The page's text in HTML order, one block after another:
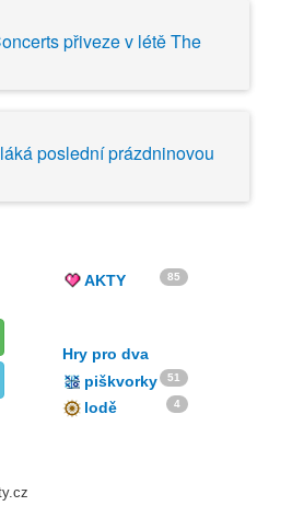
přiveze v létě The
poslední prázdninovou
AKTY 85
Hry pro dva
piškvorky
51
lodě 4